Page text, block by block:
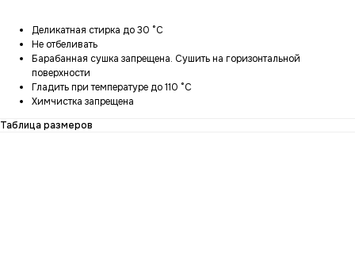
Деликатная стирка до 30 °C
Не отбеливать
Барабанная сушка запрещена. Сушить на горизонтальной
поверхности
Гладить при температуре до 110 °C
Химчистка запрещена
Таблица размеров